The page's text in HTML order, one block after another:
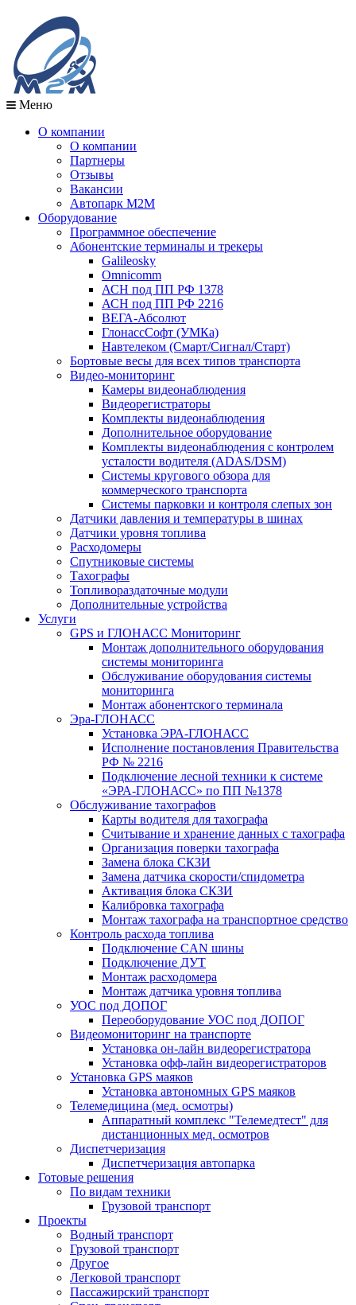
Меню
О компании
О компании
Партнеры
Отзывы
Вакансии
Автопарк М2М
Оборудование
Программное обеспечение
Абонентские терминалы и трекеры
Galileosky
Omnicomm
АСН под ПП РФ 1378
АСН под ПП РФ 2216
ВЕГА-Абсолют
ГлонассСофт (УМКа)
Навтелеком (Смарт/Сигнал/Старт)
Бортовые весы для всех типов транспорта
Видео-мониторинг
Камеры видеонаблюдения
Видеорегистраторы
Комплекты видеонаблюдения
Дополнительное оборудование
Комплекты видеонаблюдения с контролем
усталости водителя (ADAS/DSM)
Системы кругового обзора для
коммерческого транспорта
Системы парковки и контроля слепых зон
Датчики давления и температуры в шинах
Датчики уровня топлива
Расходомеры
Спутниковые системы
Тахографы
Топливораздаточные модули
Дополнительные устройства
Услуги
GPS и ГЛОНАСС Мониторинг
Монтаж дополнительного оборудования
системы мониторинга
Обслуживание оборудования системы
мониторинга
Монтаж абонентского терминала
Эра-ГЛОНАСС
Установка ЭРА-ГЛОНАСС
Исполнение постановления Правительства
РФ № 2216
Подключение лесной техники к системе
«ЭРА-ГЛОНАСС» по ПП №1378
Обслуживание тахографов
Карты водителя для тахографа
Считывание и хранение данных с тахографа
Организация поверки тахографа
Замена блока СКЗИ
Замена датчика скорости/спидометра
Активация блока СКЗИ
Калибровка тахографа
Монтаж тахографа на транспортное средство
Контроль расхода топлива
Подключение CAN шины
Подключение ДУТ
Монтаж расходомера
Монтаж датчика уровня топлива
УОС под ДОПОГ
Переоборудование УОС под ДОПОГ
Видеомониторинг на транспорте
Установка он-лайн видеорегистратора
Установка офф-лайн видеорегистраторов
Установка GPS маяков
Установка автономных GPS маяков
Телемедицина (мед. осмотры)
Аппаратный комплекс "Телемедтест" для
дистанционных мед. осмотров
Диспетчеризация
Диспетчеризация автопарка
Готовые решения
По видам техники
Грузовой транспорт
Проекты
Водный транспорт
Грузовой транспорт
Другое
Легковой транспорт
Пассажирский транспорт